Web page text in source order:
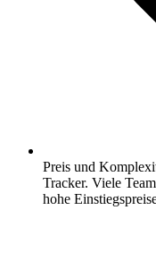
Preis und
Tracker. Viele
hohe